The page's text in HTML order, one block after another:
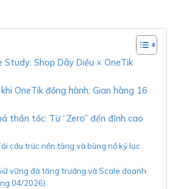
Study: Shop Dây Diều × OneTik
OneTik đồng hành: Gian hàng 16
thần tốc: Từ “Zero” đến đỉnh cao
cấu trúc nền tảng và bùng nổ kỷ lục
vững đà tăng trưởng và Scale doanh
04/2026)